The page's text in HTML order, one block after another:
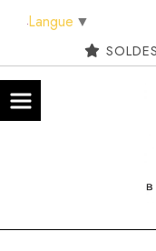
Langue ▼